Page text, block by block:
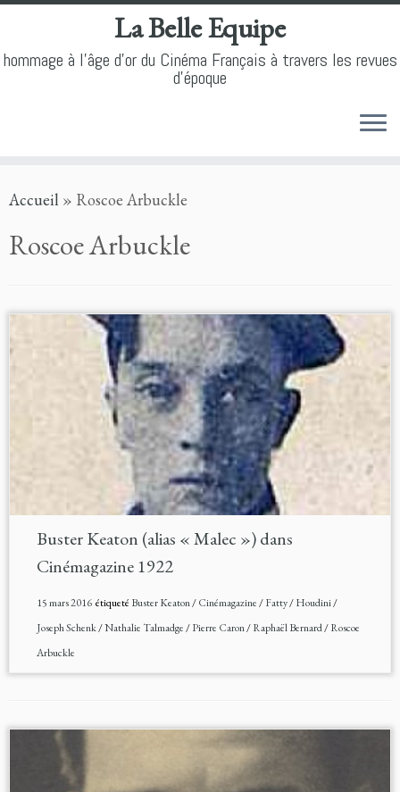
to
La Belle Equipe
hommage à l'âge d'or du Cinéma Français à travers les revues
d'époque
Accueil » Roscoe Arbuckle
Roscoe Arbuckle
Buster Keaton (alias « Malec ») dans
Cinémagazine 1922
15 mars 2016étiqueté Buster Keaton/Cinémagazine/Fatty/Houdini/
Joseph Schenk/Nathalie Talmadge/Pierre Caron/Raphaël Bernard/Roscoe
Arbuckle